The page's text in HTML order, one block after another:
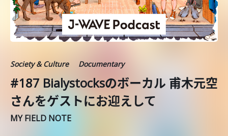
Society & Culture Documentary
#187 Bialystocksのボーカル 甫木元空
さんをゲストにお迎えして
MY FIELD NOTE